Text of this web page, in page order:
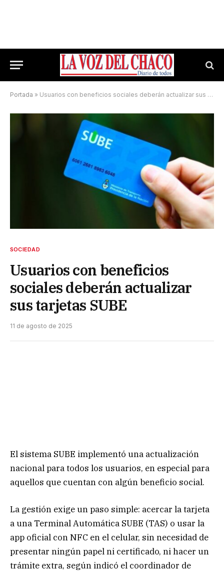
Portada » Usuarios con beneficios sociales deberán actualizar sus tarjetas SUBE
SOCIEDAD
Usuarios con beneficios
sociales deberán actualizar
sus tarjetas SUBE
11 de agosto de 2025
El sistema SUBE implementó una actualización
nacional para todos los usuarios, en especial para
aquellos que cuentan con algún beneficio social.
La gestión exige un paso simple: acercar la tarjeta
a una Terminal Automática SUBE (TAS) o usar la
app oficial con NFC en el celular, sin necesidad de
presentar ningún papel ni certificado, ni hacer un
trámite extra, según indicó el coordinador de